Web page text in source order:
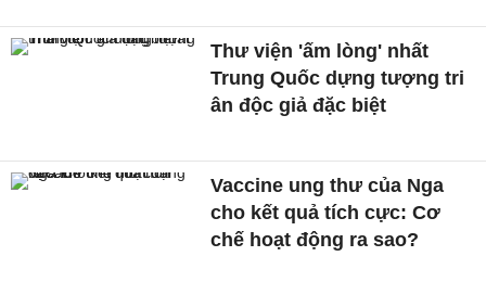
Thư viện 'ấm lòng' nhất
Trung Quốc dựng tượng tri
ân độc giả đặc biệt
Vaccine ung thư của Nga
cho kết quả tích cực: Cơ
chế hoạt động ra sao?